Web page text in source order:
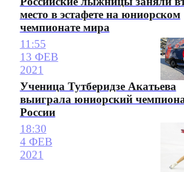
место в эстафете на юниорском
чемпионате мира
11:55
13 ФЕВ
2021
Ученица Тутберидзе Акатьева
выиграла юниорский
России
18:30
4 ФЕВ
2021